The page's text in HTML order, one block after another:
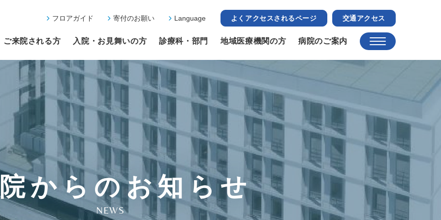
フロアガイド 寄付のお願い Language よくアクセスされるページ 交通アクセス
ご来院される方 入院・お見舞いの方 診療科・部門 地域医療機関の方 病院のご案内
からのお知らせ
NEWS